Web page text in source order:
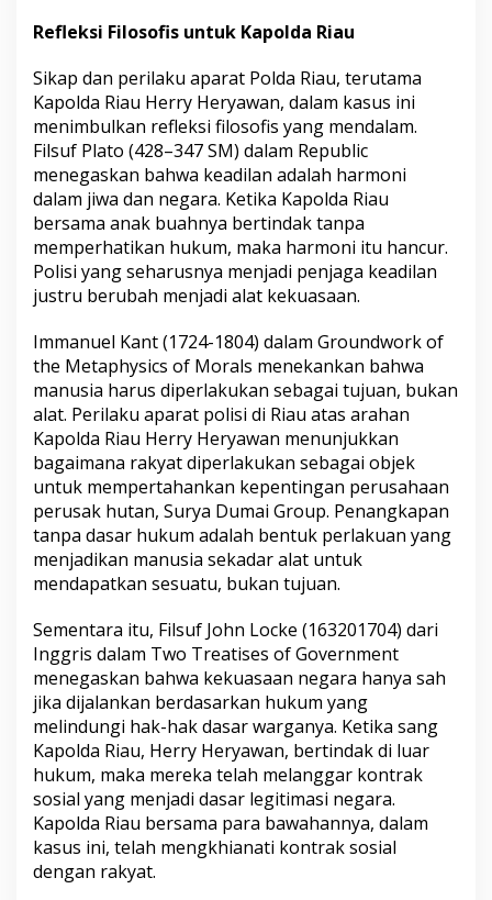
Refleksi Filosofis untuk Kapolda Riau
Sikap dan perilaku aparat Polda Riau, terutama
Kapolda Riau Herry Heryawan, dalam kasus ini
menimbulkan refleksi filosofis yang mendalam.
Filsuf Plato (428–347 SM) dalam Republic
menegaskan bahwa keadilan adalah harmoni
dalam jiwa dan negara. Ketika Kapolda Riau
bersama anak buahnya bertindak tanpa
memperhatikan hukum, maka harmoni itu hancur.
Polisi yang seharusnya menjadi penjaga keadilan
justru berubah menjadi alat kekuasaan.
Immanuel Kant (1724-1804) dalam Groundwork of
the Metaphysics of Morals menekankan bahwa
manusia harus diperlakukan sebagai tujuan, bukan
alat. Perilaku aparat polisi di Riau atas arahan
Kapolda Riau Herry Heryawan menunjukkan
bagaimana rakyat diperlakukan sebagai objek
untuk mempertahankan kepentingan perusahaan
perusak hutan, Surya Dumai Group. Penangkapan
tanpa dasar hukum adalah bentuk perlakuan yang
menjadikan manusia sekadar alat untuk
mendapatkan sesuatu, bukan tujuan.
Sementara itu, Filsuf John Locke (163201704) dari
Inggris dalam Two Treatises of Government
menegaskan bahwa kekuasaan negara hanya sah
jika dijalankan berdasarkan hukum yang
melindungi hak-hak dasar warganya. Ketika sang
Kapolda Riau, Herry Heryawan, bertindak di luar
hukum, maka mereka telah melanggar kontrak
sosial yang menjadi dasar legitimasi negara.
Kapolda Riau bersama para bawahannya, dalam
kasus ini, telah mengkhianati kontrak sosial
dengan rakyat.